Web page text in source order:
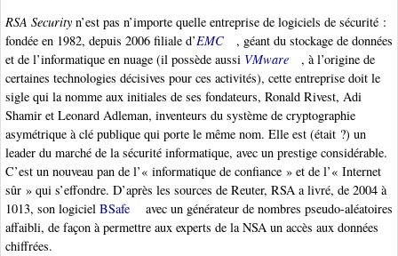
RSA Security n’est pas n’importe quelle entreprise de logiciels de sécurité :
fondée en 1982, depuis 2006 filiale d’EMC
, géant du stockage de données
et de l’informatique en nuage (il possède aussi VMware
, à l’origine de
certaines technologies décisives pour ces activités), cette entreprise doit le
sigle qui la nomme aux initiales de ses fondateurs, Ronald Rivest, Adi
Shamir et Leonard Adleman, inventeurs du système de cryptographie
asymétrique à clé publique qui porte le même nom. Elle est (était ?) un
leader du marché de la sécurité informatique, avec un prestige considérable.
C’est un nouveau pan de l’« informatique de confiance » et de l’« Internet
sûr » qui s’effondre. D’après les sources de Reuter, RSA a livré, de 2004 à
1013, son logiciel BSafe
avec un générateur de nombres pseudo-aléatoires
affaibli, de façon à permettre aux experts de la NSA un accès aux données
chiffrées.